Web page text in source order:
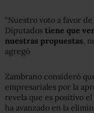
“Nuestro voto a favor
Diputados tiene que
nuestras propuestas ,
agregó
Zambrano consideró
empresariales por la
revela que es positivo
ha avanzado en la